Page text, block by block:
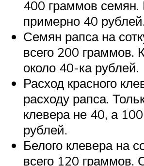
400 граммов семян.
примерно 40
Семян рапса на
всего 200 граммов.
около 40-ка рублей.
Расход красного
расходу рапса.
клевера не 40, а
рублей.
Белого клевера на
всего 120 граммов.